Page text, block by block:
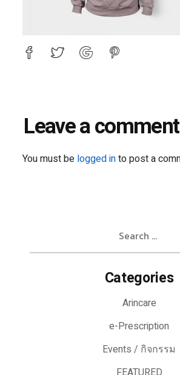
Leave a comment
You must be logged into post a
Categories
Arincare
e-Prescription
Events / กิจกรรม